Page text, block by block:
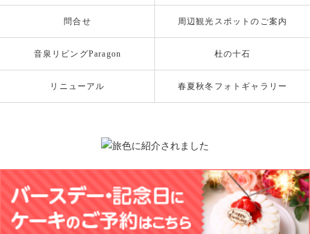
問合せ 周辺観光スポットのご案内
音泉リビングParagon 杜の十石
リニューアル 春夏秋冬フォトギャラリー